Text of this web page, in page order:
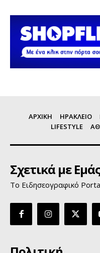
ΑΡΧΙΚΗ ΗΡΑΚΛΕΙΟ
LIFESTYLE
Σχετικά με
Το Ειδησεογραφικό